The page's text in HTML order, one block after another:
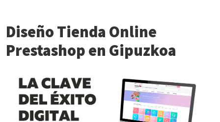
Diseño Tienda Online
Prestashop en Gipuzkoa